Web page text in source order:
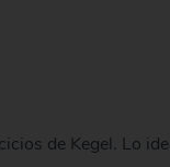
de Kegel. Lo